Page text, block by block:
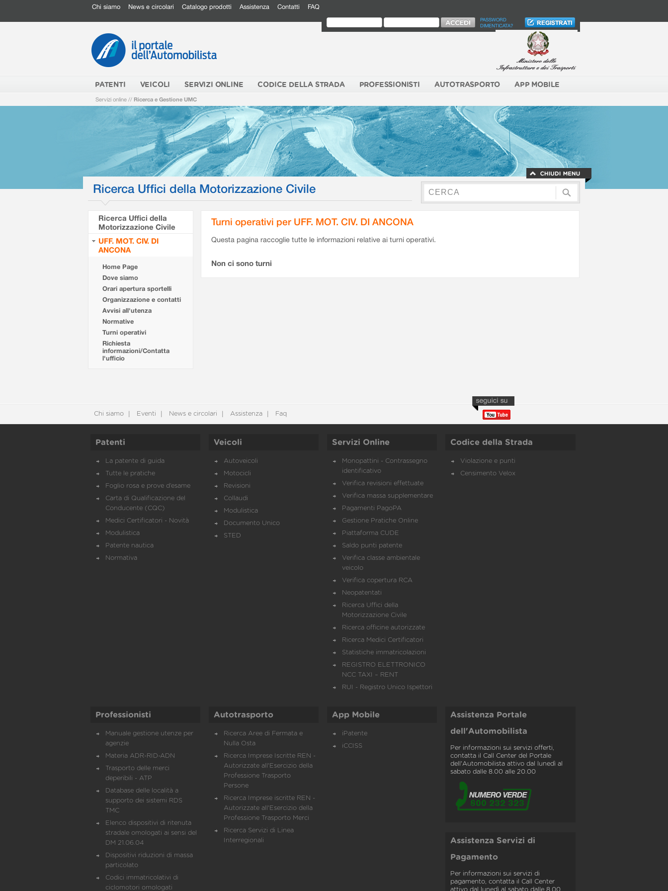
Chi siamo News e circolari Catalogo prodotti Assistenza Contatti FAQ
PASSWORD
DIMENTICATA?
PATENTI VEICOLI SERVIZI ONLINE CODICE DELLA STRADA PROFESSIONISTI AUTOTRASPORTO APP MOBILE
Servizi online // Ricerca e Gestione UMC
Ricerca Uffici della Motorizzazione Civile
Ricerca Uffici della
Motorizzazione Civile
UFF. MOT. CIV. DI
ANCONA
Home Page
Dove siamo
Orari apertura sportelli
Organizzazione e contatti
Avvisi all'utenza
Normative
Turni operativi
Richiesta
informazioni/Contatta
l'ufficio
Turni operativi per UFF. MOT. CIV. DI ANCONA
Questa pagina raccoglie tutte le informazioni relative ai turni operativi.
Non ci sono turni
Chi siamo Eventi News e circolari Assistenza Faq
Patenti
La patente di guida
Tutte le pratiche
Foglio rosa e prove d’esame
Carta di Qualificazione del
Conducente (CQC)
Medici Certificatori - Novità
Modulistica
Patente nautica
Normativa
Veicoli
Autoveicoli
Motocicli
Revisioni
Collaudi
Modulistica
Documento Unico
STED
Servizi Online
Monopattini - Contrassegno
identificativo
Verifica revisioni effettuate
Verifica massa supplementare
Pagamenti PagoPA
Gestione Pratiche Online
Piattaforma CUDE
Saldo punti patente
Verifica classe ambientale
veicolo
Verifica copertura RCA
Neopatentati
Ricerca Uffici della
Motorizzazione Civile
Ricerca officine autorizzate
Ricerca Medici Certificatori
Statistiche immatricolazioni
REGISTRO ELETTRONICO
NCC TAXI – RENT
RUI - Registro Unico Ispettori
Codice della Strada
Violazione e punti
Censimento Velox
Professionisti
Manuale gestione utenze per
agenzie
Materia ADR-RID-ADN
Trasporto delle merci
deperibili - ATP
Database delle località a
supporto dei sistemi RDS
TMC
Elenco dispositivi di ritenuta
stradale omologati ai sensi del
DM 21.06.04
Dispositivi riduzioni di massa
particolato
Codici immatricolativi di
ciclomotori omologati
Autotrasporto
Ricerca Aree di Fermata e
Nulla Osta
Ricerca Imprese Iscritte REN -
Autorizzate all'Esercizio della
Professione Trasporto
Persone
Ricerca Imprese iscritte REN -
Autorizzate all'Esercizio della
Professione Trasporto Merci
Ricerca Servizi di Linea
Interregionali
App Mobile
iPatente
iCCISS
Assistenza Portale
dell'Automobilista
Per informazioni sui servizi offerti,
contatta il Call Center del Portale
dell'Automobilista attivo dal lunedì al
sabato dalle 8.00 alle 20.00
Assistenza Servizi di
Pagamento
Per informazioni sui servizi di
pagamento, contatta il Call Center